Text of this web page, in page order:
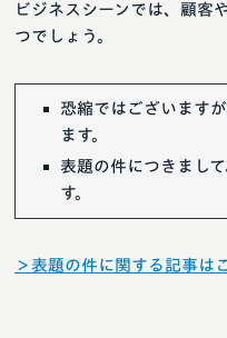
ビジネスシーンでは、顧客
つでしょう。
恐縮ではございます
ます。
表題の件につきまし
す。
＞表題の件に関する記事は